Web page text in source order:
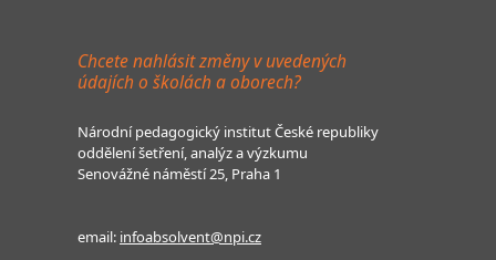
Chcete nahlásit změny v uvedených
údajích o školách a oborech?
Národní pedagogický institut České republiky
oddělení šetření, analýz a výzkumu
Senovážné náměstí 25, Praha 1
email: infoabsolvent@npi.cz